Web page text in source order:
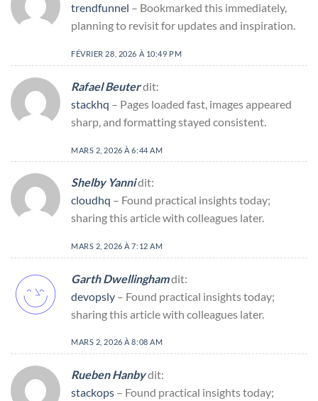
trendfunnel – Bookmarked this immediately,
planning to revisit for updates and inspiration.
FÉVRIER 28, 2026 À 10:49 PM
Rafael Beuterdit:
stackhq – Pages loaded fast, images appeared
sharp, and formatting stayed consistent.
MARS 2, 2026 À 6:44 AM
Shelby Yannidit:
cloudhq – Found practical insights today;
sharing this article with colleagues later.
MARS 2, 2026 À 7:12 AM
Garth Dwellinghamdit:
devopsly – Found practical insights today;
sharing this article with colleagues later.
MARS 2, 2026 À 8:08 AM
Rueben Hanbydit:
stackops – Found practical insights today;